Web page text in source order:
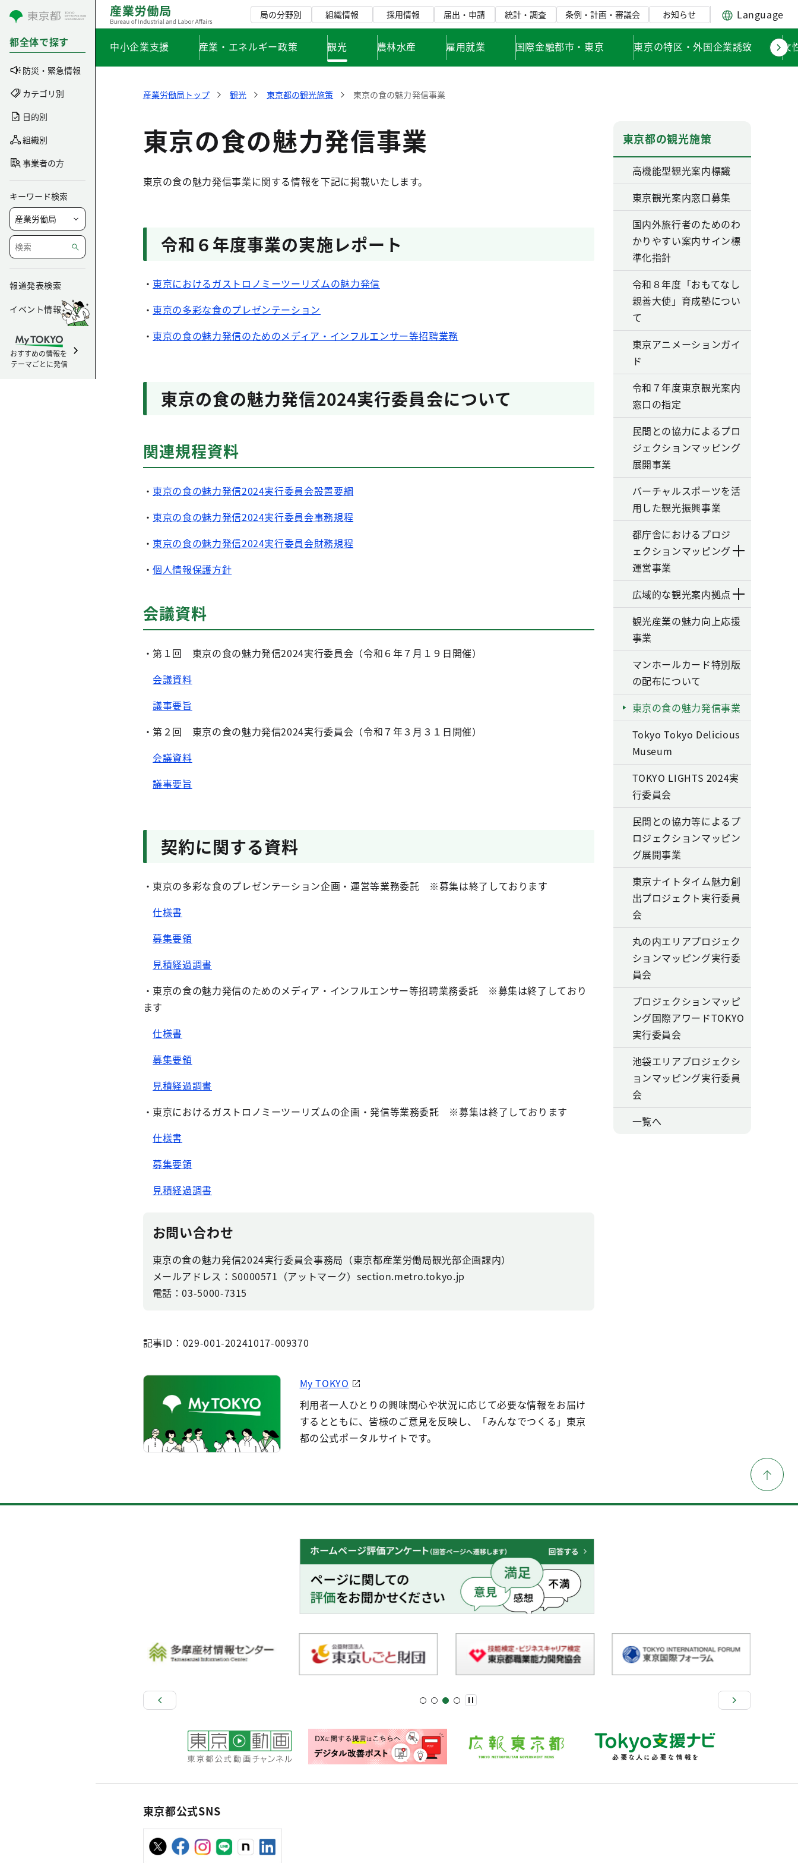
コンテンツにスキップ
都全体で探す
防災・緊急情報
カテゴリ別
目的別
組織別
事業者の方
キーワード検索
報道発表検索
イベント情報
おすすめの情報を
テーマごとに発信
局の分野別 組織情報 採用情報 届出・申請 統計・調査 条例・計画・審議会 お知らせ Language
中小企業支援 産業・エネルギー政策 観光 農林水産 雇用就業 国際金融都市・東京 東京の特区・外国企業誘致 女
産業労働局トップ 観光 東京都の観光施策 東京の食の魅力発信事業
東京の食の魅力発信事業
東京の食の魅力発信事業に関する情報を下記に掲載いたします。
令和６年度事業の実施レポート
・ 東京におけるガストロノミーツーリズムの魅力発信
・ 東京の多彩な食のプレゼンテーション
・ 東京の食の魅力発信のためのメディア・インフルエンサー等招聘業務
東京の食の魅力発信2024実行委員会について
関連規程資料
・ 東京の食の魅力発信2024実行委員会設置要綱
・ 東京の食の魅力発信2024実行委員会事務規程
・ 東京の食の魅力発信2024実行委員会財務規程
・個人情報保護方針
会議資料
・第１回 東京の食の魅力発信2024実行委員会（令和６年７月１９日開催）
会議資料
議事要旨
・第２回 東京の食の魅力発信2024実行委員会（令和７年３月３１日開催）
会議資料
議事要旨
契約に関する資料
・東京の多彩な食のプレゼンテーション企画・運営等業務委託 ※募集は終了しております
仕様書
募集要領
見積経過調書
・東京の食の魅力発信のためのメディア・インフルエンサー等招聘業務委託 ※募集は終了しており
ます
仕様書
募集要領
見積経過調書
・東京におけるガストロノミーツーリズムの企画・発信等業務委託 ※募集は終了しております
仕様書
募集要領
見積経過調書
お問い合わせ
東京の食の魅力発信2024実行委員会事務局（東京都産業労働局観光部企画課内）
メールアドレス：S0000571（アットマーク）section.metro.tokyo.jp
電話：03-5000-7315
記事ID：029-001-20241017-009370
My TOKYO
利用者一人ひとりの興味関心や状況に応じて必要な情報をお届け
するとともに、皆様のご意見を反映し、「みんなでつくる」東京
都の公式ポータルサイトです。
東京都の観光施策
高機能型観光案内標識
東京観光案内窓口募集
国内外旅行者のためのわ
かりやすい案内サイン標
準化指針
令和８年度「おもてなし
親善大使」育成塾につい
て
東京アニメーションガイ
ド
令和７年度東京観光案内
窓口の指定
民間との協力によるプロ
ジェクションマッピング
展開事業
バーチャルスポーツを活
用した観光振興事業
都庁舎におけるプロジ
ェクションマッピング
運営事業
広域的な観光案内拠点
観光産業の魅力向上応援
事業
マンホールカード特別版
の配布について
東京の食の魅力発信事業
Tokyo Tokyo Delicious
Museum
TOKYO LIGHTS 2024実
行委員会
民間との協力等によるプ
ロジェクションマッピン
グ展開事業
東京ナイトタイム魅力創
出プロジェクト実行委員
会
丸の内エリアプロジェク
ションマッピング実行委
員会
プロジェクションマッピ
ング国際アワードTOKYO
実行委員会
池袋エリアプロジェクシ
ョンマッピング実行委員
会
一覧へ
東京都公式SNS